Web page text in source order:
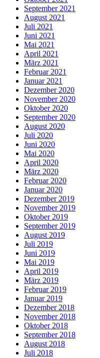
September 2021
August 2021
Juli 2021
Juni 2021
Mai 2021
April 2021
März 2021
Februar 2021
Januar 2021
Dezember 2020
November 2020
Oktober 2020
September 2020
August 2020
Juli 2020
Juni 2020
Mai 2020
April 2020
März 2020
Februar 2020
Januar 2020
Dezember 2019
November 2019
Oktober 2019
September 2019
August 2019
Juli 2019
Juni 2019
Mai 2019
April 2019
März 2019
Februar 2019
Januar 2019
Dezember 2018
November 2018
Oktober 2018
September 2018
August 2018
Juli 2018